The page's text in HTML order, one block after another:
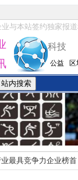
业与本站签约独家报
科技
公益
最具竞争力企业榜